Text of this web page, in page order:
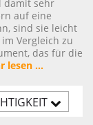
damit sehr
auf eine
sind sie leicht
Vergleich zu
das für die
lesen ...